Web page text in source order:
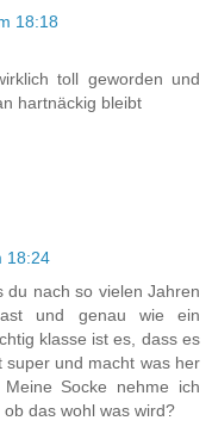
18:18
toll geworden und
hartnäckig bleibt
18:24
du nach so vielen Jahren
und genau wie ein
klasse ist es, dass es
und macht was her
Socke nehme ich
das wohl was wird?